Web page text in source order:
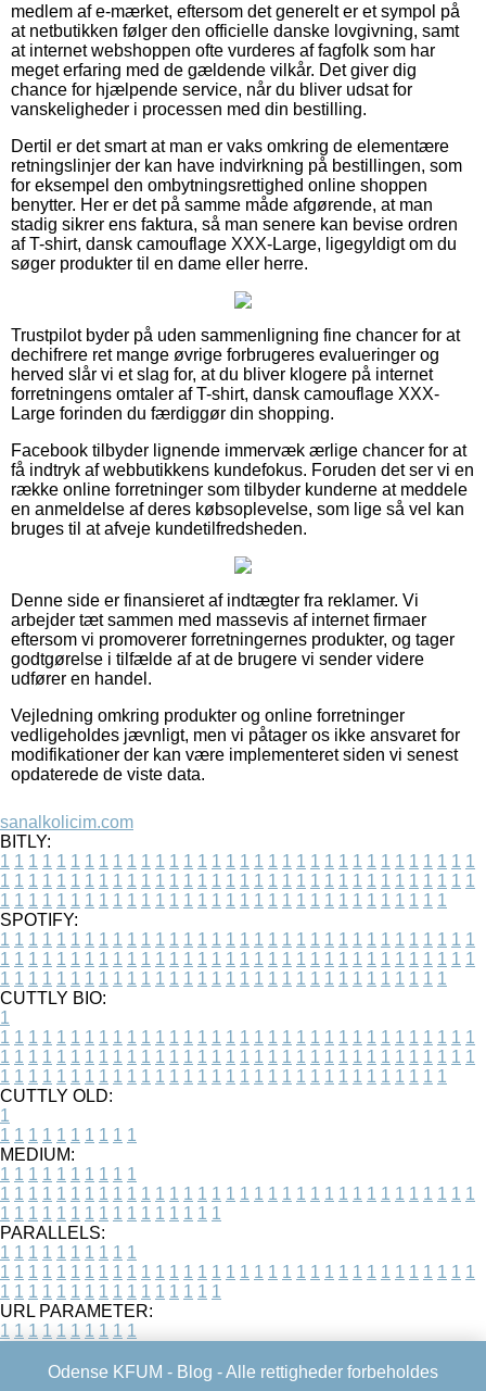
medlem af e-mærket, eftersom det generelt er et sympol på
at netbutikken følger den officielle danske lovgivning, samt
at internet webshoppen ofte vurderes af fagfolk som har
meget erfaring med de gældende vilkår. Det giver dig
chance for hjælpende service, når du bliver udsat for
vanskeligheder i processen med din bestilling.
Dertil er det smart at man er vaks omkring de elementære
retningslinjer der kan have indvirkning på bestillingen, som
for eksempel den ombytningsrettighed online shoppen
benytter. Her er det på samme måde afgørende, at man
stadig sikrer ens faktura, så man senere kan bevise ordren
af T-shirt, dansk camouflage XXX-Large, ligegyldigt om du
søger produkter til en dame eller herre.
Trustpilot byder på uden sammenligning fine chancer for at
dechifrere ret mange øvrige forbrugeres evalueringer og
herved slår vi et slag for, at du bliver klogere på internet
forretningens omtaler af T-shirt, dansk camouflage XXX-
Large forinden du færdiggør din shopping.
Facebook tilbyder lignende immervæk ærlige chancer for at
få indtryk af webbutikkens kundefokus. Foruden det ser vi en
række online forretninger som tilbyder kunderne at meddele
en anmeldelse af deres købsoplevelse, som lige så vel kan
bruges til at afveje kundetilfredsheden.
Denne side er finansieret af indtægter fra reklamer. Vi
arbejder tæt sammen med massevis af internet firmaer
eftersom vi promoverer forretningernes produkter, og tager
godtgørelse i tilfælde af at de brugere vi sender videre
udfører en handel.
Vejledning omkring produkter og online forretninger
vedligeholdes jævnligt, men vi påtager os ikke ansvaret for
modifikationer der kan være implementeret siden vi senest
opdaterede de viste data.
sanalkolicim.com
BITLY:
1 1 1 1 1 1 1 1 1 1 1 1 1 1 1 1 1 1 1 1 1 1 1 1 1 1 1 1 1 1 1 1 1 1
1 1 1 1 1 1 1 1 1 1 1 1 1 1 1 1 1 1 1 1 1 1 1 1 1 1 1 1 1 1 1 1 1 1
1 1 1 1 1 1 1 1 1 1 1 1 1 1 1 1 1 1 1 1 1 1 1 1 1 1 1 1 1 1 1 1
SPOTIFY:
1 1 1 1 1 1 1 1 1 1 1 1 1 1 1 1 1 1 1 1 1 1 1 1 1 1 1 1 1 1 1 1 1 1
1 1 1 1 1 1 1 1 1 1 1 1 1 1 1 1 1 1 1 1 1 1 1 1 1 1 1 1 1 1 1 1 1 1
1 1 1 1 1 1 1 1 1 1 1 1 1 1 1 1 1 1 1 1 1 1 1 1 1 1 1 1 1 1 1 1
CUTTLY BIO:
1
1 1 1 1 1 1 1 1 1 1 1 1 1 1 1 1 1 1 1 1 1 1 1 1 1 1 1 1 1 1 1 1 1 1
1 1 1 1 1 1 1 1 1 1 1 1 1 1 1 1 1 1 1 1 1 1 1 1 1 1 1 1 1 1 1 1 1 1
1 1 1 1 1 1 1 1 1 1 1 1 1 1 1 1 1 1 1 1 1 1 1 1 1 1 1 1 1 1 1 1
CUTTLY OLD:
1
1 1 1 1 1 1 1 1 1 1
MEDIUM:
1 1 1 1 1 1 1 1 1 1
1 1 1 1 1 1 1 1 1 1 1 1 1 1 1 1 1 1 1 1 1 1 1 1 1 1 1 1 1 1 1 1 1 1
1 1 1 1 1 1 1 1 1 1 1 1 1 1 1 1
PARALLELS:
1 1 1 1 1 1 1 1 1 1
1 1 1 1 1 1 1 1 1 1 1 1 1 1 1 1 1 1 1 1 1 1 1 1 1 1 1 1 1 1 1 1 1 1
1 1 1 1 1 1 1 1 1 1 1 1 1 1 1 1
URL PARAMETER:
1 1 1 1 1 1 1 1 1 1
Odense KFUM - Blog - Alle rettigheder forbeholdes